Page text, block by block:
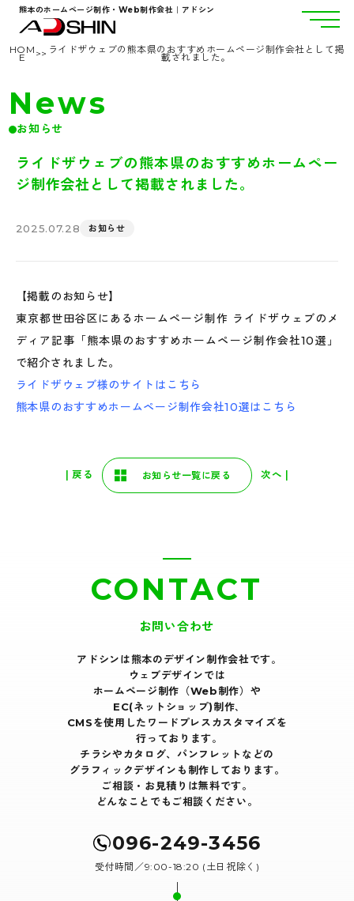
熊本のホームページ制作・Web制作会社｜アドシン
HOM
E >> ライドザウェブの熊本県のおすすめホームページ制作会社として掲
載されました。
News
お知らせ
ライドザウェブの熊本県のおすすめホームペー
ジ制作会社として掲載されました。
2025.07.28 お知らせ
【掲載のお知らせ】
東京都世田谷区にあるホームページ制作 ライドザウェブのメ
ディア記事「熊本県のおすすめホームページ制作会社10選」
で紹介されました。
ライドザウェブ様のサイトはこちら
熊本県のおすすめホームページ制作会社10選はこちら
| 戻る お知らせ一覧に戻る 次へ |
CONTACT
お問い合わせ
アドシンは熊本のデザイン制作会社です｡
ウェブデザインでは
ホームページ制作（Web制作）や
EC(ネットショップ)制作､
CMSを使用したワードプレスカスタマイズを
行っております｡
チラシやカタログ、パンフレットなどの
グラフィックデザインも制作しております。
ご相談・お見積りは無料です。
どんなことでもご相談ください。
096-249-3456
受付時間／9:00-18:20 (土日祝除く)